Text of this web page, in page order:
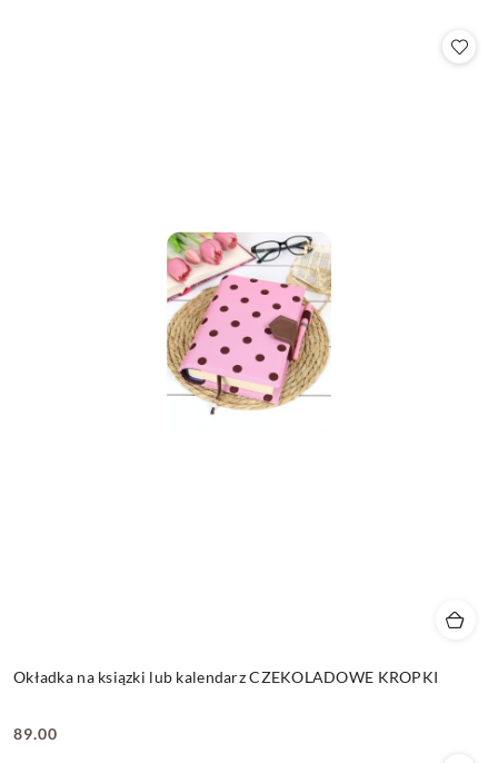
Okładka na ksiązki lub kalendarz CZEKOLADOWE KROPKI
Cena:
89.00